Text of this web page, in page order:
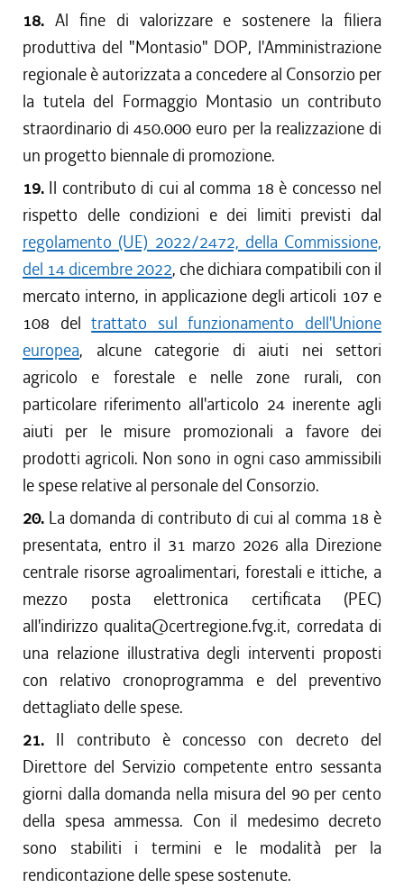
18. Al fine di valorizzare e sostenere la filiera
produttiva del "Montasio" DOP, l'Amministrazione
regionale è autorizzata a concedere al Consorzio per
la tutela del Formaggio Montasio un contributo
straordinario di 450.000 euro per la realizzazione di
un progetto biennale di promozione.
19. Il contributo di cui al comma 18 è concesso nel
rispetto delle condizioni e dei limiti previsti dal
regolamento (UE) 2022/2472, della Commissione,
del 14 dicembre 2022, che dichiara compatibili con il
mercato interno, in applicazione degli articoli 107 e
108 deltrattato sul funzionamento dell'Unione
europea, alcune categorie di aiuti nei settori
agricolo e forestale e nelle zone rurali, con
particolare riferimento all'articolo 24 inerente agli
aiuti per le misure promozionali a favore dei
prodotti agricoli. Non sono in ogni caso ammissibili
le spese relative al personale del Consorzio.
20. La domanda di contributo di cui al comma 18 è
presentata, entro il 31 marzo 2026 alla Direzione
centrale risorse agroalimentari, forestali e ittiche, a
mezzo posta elettronica certificata (PEC)
all'indirizzo qualita@certregione.fvg.it, corredata di
una relazione illustrativa degli interventi proposti
con relativo cronoprogramma e del preventivo
dettagliato delle spese.
21. Il contributo è concesso con decreto del
Direttore del Servizio competente entro sessanta
giorni dalla domanda nella misura del 90 per cento
della spesa ammessa. Con il medesimo decreto
sono stabiliti i termini e le modalità per la
rendicontazione delle spese sostenute.